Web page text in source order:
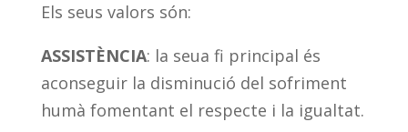
Els seus valors són:
ASSISTÈNCIA: la seua fi principal és
aconseguir la disminució del sofriment
humà fomentant el respecte i la igualtat.